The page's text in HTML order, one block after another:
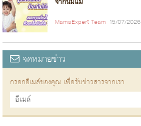
MamaExpert Team 15/07/2026
จดหมายข่าว
กรอกอีเมล์ของคุณ เพื่อรับข่าวสารจากเรา